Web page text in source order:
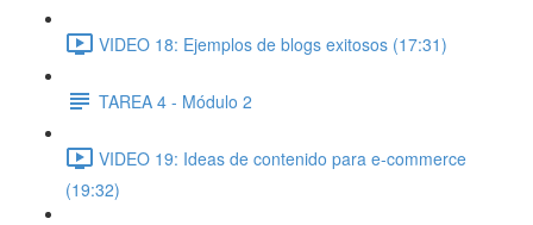
VIDEO 18: Ejemplos de blogs exitosos (17:31)
TAREA 4 - Módulo 2
VIDEO 19: Ideas de contenido para e-commerce
(19:32)